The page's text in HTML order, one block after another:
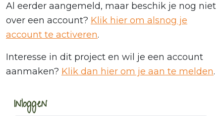
Al eerder aangemeld, maar beschik je nog niet
over een account? Klik hier om alsnog je
account te activeren.
Interesse in dit project en wil je een account
aanmaken? Klik dan hier om je aan te melden.
Inloggen